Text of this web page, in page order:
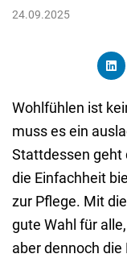
24.09.2025
Wohlfühlen ist
muss es ein
Stattdessen geht
die Einfachheit
zur Pflege. Mit
gute Wahl für
aber dennoch